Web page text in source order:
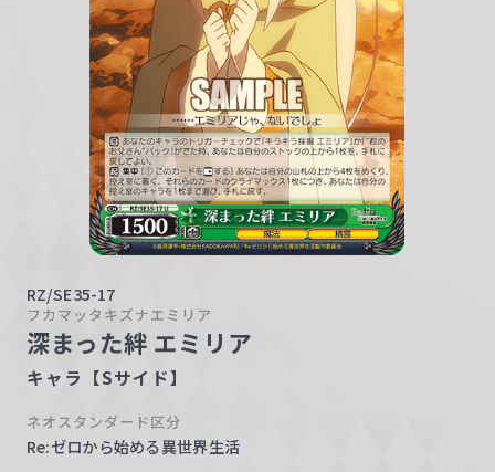
RZ/SE35-17
フカマッタキズナエミリア
深まった絆 エミリア
キャラ【Sサイド】
ネオスタンダード区分
Re:ゼロから始める異世界生活